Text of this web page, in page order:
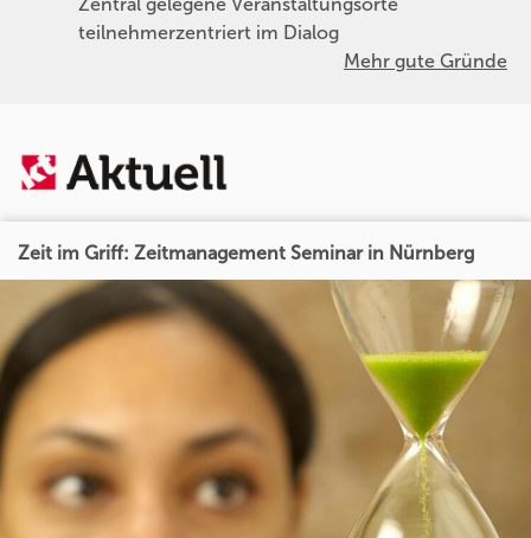
teilnehmerzentriert im Dialog
Mehr gute Gründe
Zeit im Griff: Zeitmanagement Seminar in Nürnberg